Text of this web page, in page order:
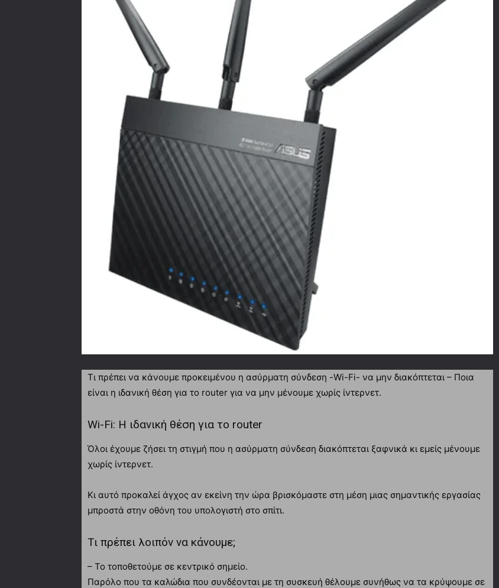
Τι πρέπει να κάνουμε προκειμένου η ασύρματη σύνδεση -Wi-Fi- να μην διακόπτεται – Ποια
είναι η ιδανική θέση για το router για να μην μένουμε χωρίς ίντερνετ.
Wi-Fi: Η ιδανική θέση για το router
Όλοι έχουμε ζήσει τη στιγμή που η ασύρματη σύνδεση διακόπτεται ξαφνικά κι εμείς μένουμε
χωρίς ίντερνετ.
Κι αυτό προκαλεί άγχος αν εκείνη την ώρα βρισκόμαστε στη μέση μιας σημαντικής εργασίας
μπροστά στην οθόνη του υπολογιστή στο σπίτι.
Τι πρέπει λοιπόν να κάνουμε;
– Το τοποθετούμε σε κεντρικό σημείο.
Παρόλο που τα καλώδια που συνδέονται με τη συσκευή θέλουμε συνήθως να τα κρύψουμε σε